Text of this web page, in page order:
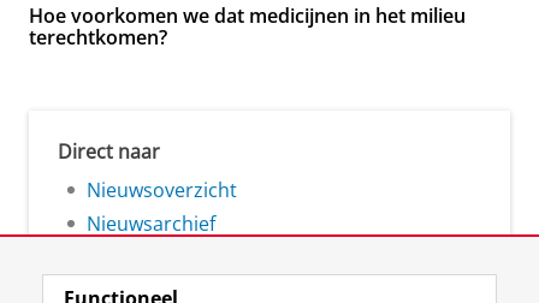
Hoe voorkomen we dat medicijnen in het milieu
terechtkomen?
Direct naar
Nieuwsoverzicht
Nieuwsarchief